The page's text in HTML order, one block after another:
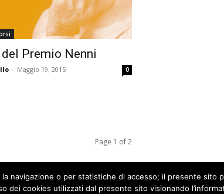
Premio Nenni
- Maggio 19, 2015 0
Page 1 of 2
navigazione o per statistiche di accesso; il presente sito
cookies utilizzati dal presente sito visionando